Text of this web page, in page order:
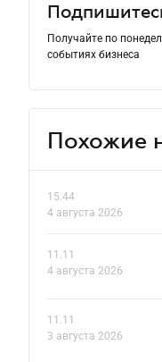
Получайте по
событиях бизнеса
Похожие
15.44
4 августа 2026
11.11
4 августа 2026
11.11
3 августа 2026